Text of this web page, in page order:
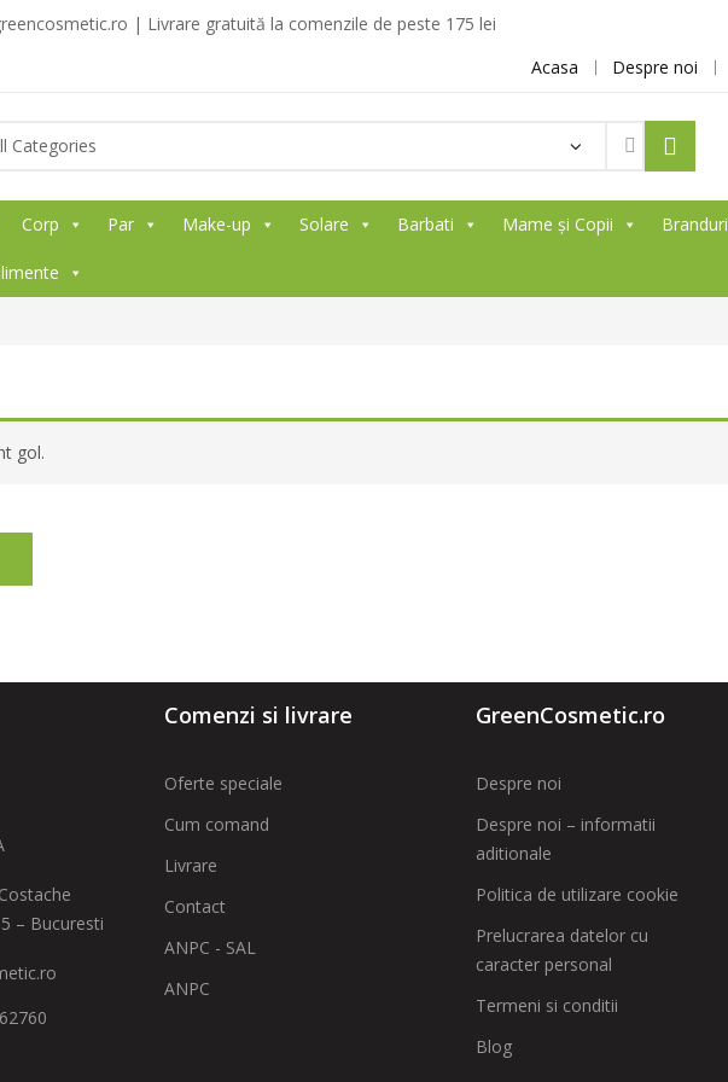
| Livrare gratuită la comenzile de peste 175 lei
Acasa
Despre noi
Corp Par Make-up Solare Barbati Mame și Copii Branduri
gol.
– Bucuresti
Comenzi si livrare
Oferte speciale
Cum comand
Livrare
Contact
ANPC - SAL
ANPC
GreenCosmetic.ro
Despre noi
Despre noi – informatii
aditionale
Politica de utilizare cookie
Prelucrarea datelor cu
caracter personal
Termeni si conditii
Blog